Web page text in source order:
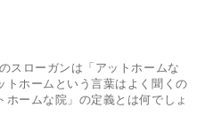
スローガンは「アットホームな
トホームという言葉はよく聞くの
ームな院」の定義とは何でしょ